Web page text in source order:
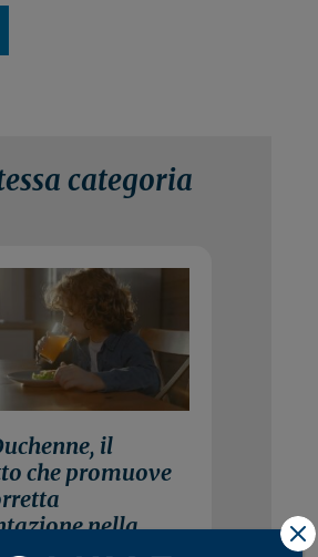
categoria
29 Luglio 2026
il
che promuove
nella
X